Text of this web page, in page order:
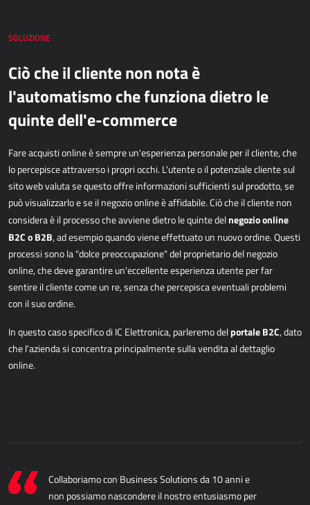
Kepion
Power Logistics
LAVORO SUL CAMPO
AllForFieldService
AllForFieldSales
Dynamics 365 Field Service
SERVIZI PUBBLICI
AllForUtility
AllForUtility Portal
HRM - GESTIONE DELLE RISORSE UMANE
SOLUZIONE
Ciò che il cliente non nota è
l'automatismo che funziona dietro le
quinte dell'e-commerce
Fare acquisti online è sempre un'esperienza personale per il cliente, che
lo percepisce attraverso i propri occhi. L'utente o il potenziale cliente sul
sito web valuta se questo offre informazioni sufficienti sul prodotto, se
può visualizzarlo e se il negozio online è affidabile. Ciò che il cliente non
considera è il processo che avviene dietro le quinte delnegozio online
B2C o B2B, adesempio quando viene effettuato un nuovo ordine. Questi
processi sono la "dolce preoccupazione" del proprietario del negozio
online, che deve garantire un'eccellente esperienza utente per far
sentire il cliente come un re, senza che percepisca eventuali problemi
con il suoordine.
In questo caso specifico di IC Elettronica, parleremo delportale B2C, dato
che l'azienda si concentra principalmente sulla vendita al dettaglio
online.
Collaboriamo con Business Solutions da 10 anni e
non possiamo nascondere il nostroentusiasmo per